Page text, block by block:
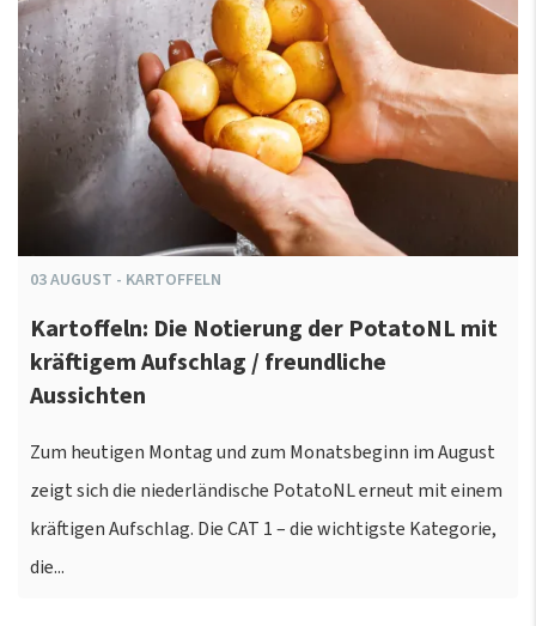
03AUGUST - KARTOFFELN
Kartoffeln: Die Notierung der PotatoNL mit
kräftigem Aufschlag / freundliche
Aussichten
Zum heutigen Montag und zum Monatsbeginn im August
zeigt sich die niederländische PotatoNL erneut mit einem
kräftigen Aufschlag. Die CAT 1 – die wichtigste Kategorie,
die...